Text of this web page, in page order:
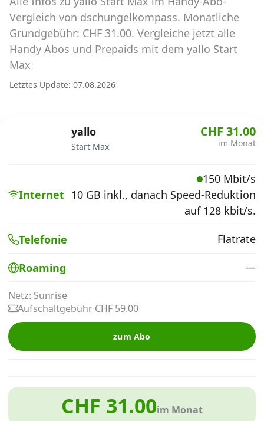
Abos für Tablets, Hotspots und Smart
Watches
Tarifrechner Handy-Abo
Alle Anbieter
Mobilfunknetz Schweiz
wechseln
Alle Mobile-Vergleiche
Internet, TV, Telefon
Aktionen
Vergleich von dschungelkompass. Monatliche
Grundgebühr: CHF 31.00. Vergleiche jetzt alle
Handy Abos und Prepaids mit dem yallo Start
Max
Letztes Update: 07.08.2026
yallo
Start Max
CHF 31.00
im Monat
Internet
150 Mbit/s
10 GB inkl., danach Speed-Reduktion
auf 128 kbit/s.
Telefonie Flatrate
Roaming —
Netz: Sunrise
Aufschaltgebühr CHF 59.00
zum Abo
CHF 31.00im Monat